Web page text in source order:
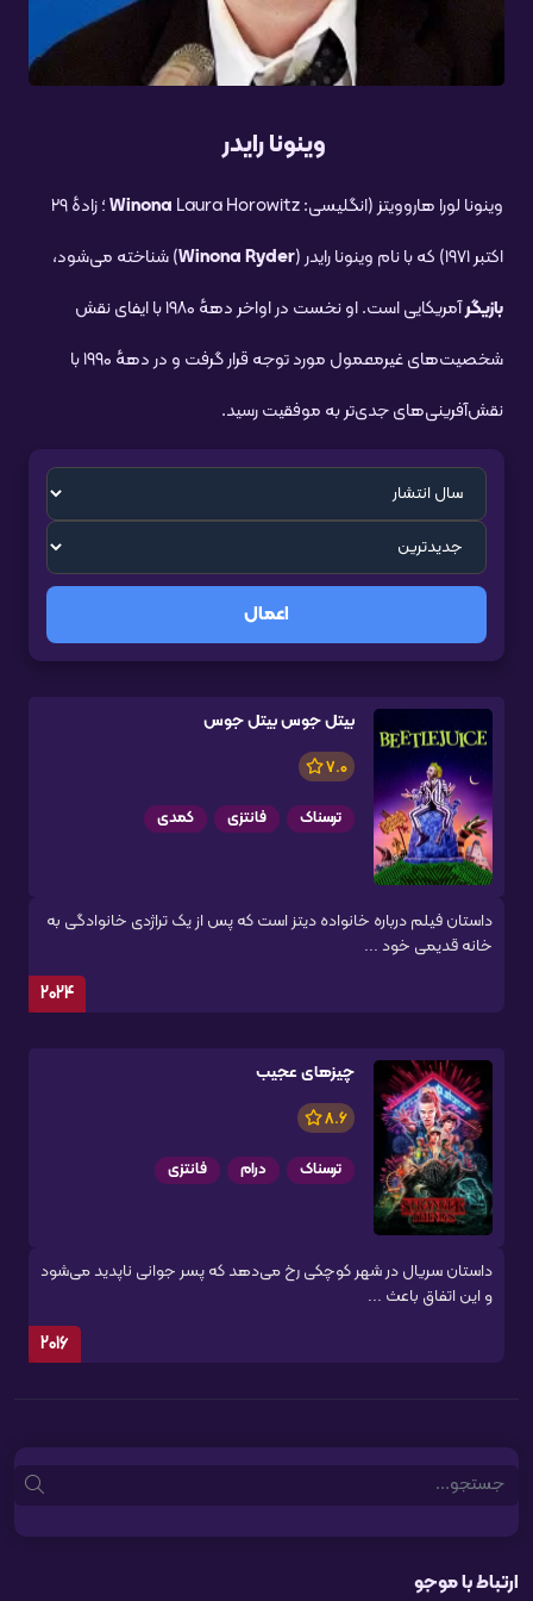
وینونا رایدر
وینونا لورا هاروویتز (انگلیسی: Winona
Laura Horowitz ؛ زادهٔ ۲۹
اکتبر ۱۹۷۱) که با نام وینونا رایدر (
Winona Ryder) شناخته می‌شود،
بازیگر
آمریکایی است. او نخست در اواخر دههٔ ۱۹۸۰ با ایفای نقش
شخصیت‌های غیرمعمول مورد توجه قرار گرفت و در دههٔ ۱۹۹۰ با
نقش‌آفرینی‌های جدی‌تر به موفقیت رسید.
اعمال
بیتل جوس بیتل جوس
7.0
ترسناک فانتزی کمدی
داستان فیلم درباره خانواده دیتز است که پس از یک تراژدی خانوادگی به
خانه قدیمی خود ...
2024
چیزهای عجیب
8.6
ترسناک درام فانتزی
داستان سریال در شهر کوچکی رخ می‌دهد که پسر جوانی ناپدید می‌شود
و این اتفاق باعث ...
2016
Search
ارتباط با موجو